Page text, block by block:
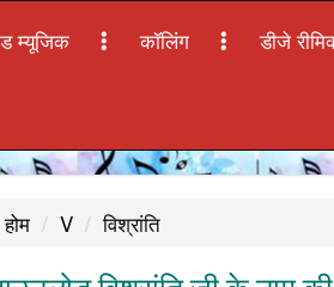
म्यूजिक कॉलिंग डीजे
होम V विश्रांति